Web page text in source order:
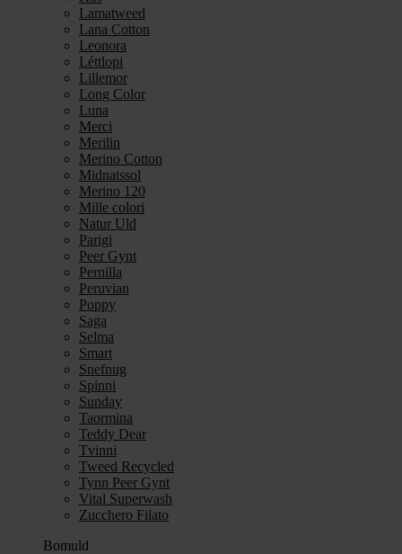
Lamatweed
Lana Cotton
Leonora
Léttlopi
Lillemor
Long Color
Luna
Merci
Merilin
Merino Cotton
Midnatssol
Merino 120
Mille colori
Natur Uld
Parigi
Peer Gynt
Pernilla
Peruvian
Poppy
Saga
Selma
Smart
Snefnug
Spinni
Sunday
Taormina
Teddy Dear
Tvinni
Tweed Recycled
Tynn Peer Gynt
Vital Superwash
Zucchero Filato
Bomuld